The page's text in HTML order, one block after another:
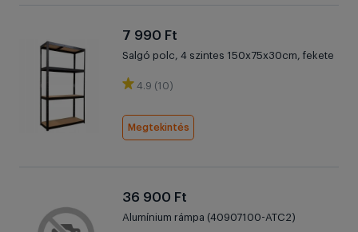
7 990 Ft
Salgó polc, 4 szintes 150x75x30cm, fekete
4.9 (10)
Megtekintés
36 900 Ft
Alumínium rámpa (40907100-ATC2)